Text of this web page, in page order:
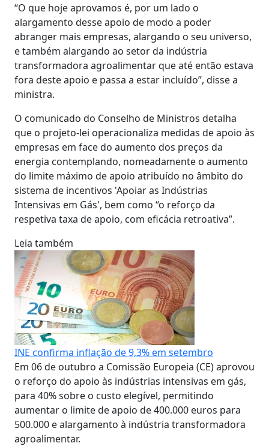
“O que hoje aprovamos é, por um lado o
alargamento desse apoio de modo a poder
abranger mais empresas, alargando o seu universo,
e também alargando ao setor da indústria
transformadora agroalimentar que até então estava
fora deste apoio e passa a estar incluído”, disse a
ministra.
O comunicado do Conselho de Ministros detalha
que o projeto-lei operacionaliza medidas de apoio às
empresas em face do aumento dos preços da
energia contemplando, nomeadamente o aumento
do limite máximo de apoio atribuído no âmbito do
sistema de incentivos 'Apoiar as Indústrias
Intensivas em Gás', bem como “o reforço da
respetiva taxa de apoio, com eficácia retroativa”.
Leia também
INE confirma inflação de 9,3% em setembro
Em 06 de outubro a Comissão Europeia (CE) aprovou
o reforço do apoio às indústrias intensivas em gás,
para 40% sobre o custo elegível, permitindo
aumentar o limite de apoio de 400.000 euros para
500.000 e alargamento à indústria transformadora
agroalimentar.